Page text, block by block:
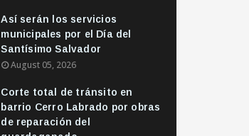
Así serán los servicios
municipales por el Día del
Santísimo Salvador
August 05, 2026
Corte total de tránsito en
barrio Cerro Labrado por obras
de reparación del